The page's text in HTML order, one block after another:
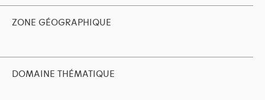
ZONE GÉOGRAPHIQUE
DOMAINE THÉMATIQUE